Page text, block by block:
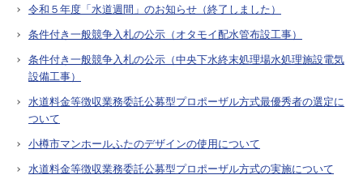
令和５年度「水道週間」のお知らせ（終了しました）
条件付き一般競争入札の公示（オタモイ配水管布設工事）
条件付き一般競争入札の公示（中央下水終末処理場水処理施設電気
設備工事）
水道料金等徴収業務委託公募型プロポーザル方式最優秀者の選定に
ついて
小樽市マンホールふたのデザインの使用について
水道料金等徴収業務委託公募型プロポーザル方式の実施について